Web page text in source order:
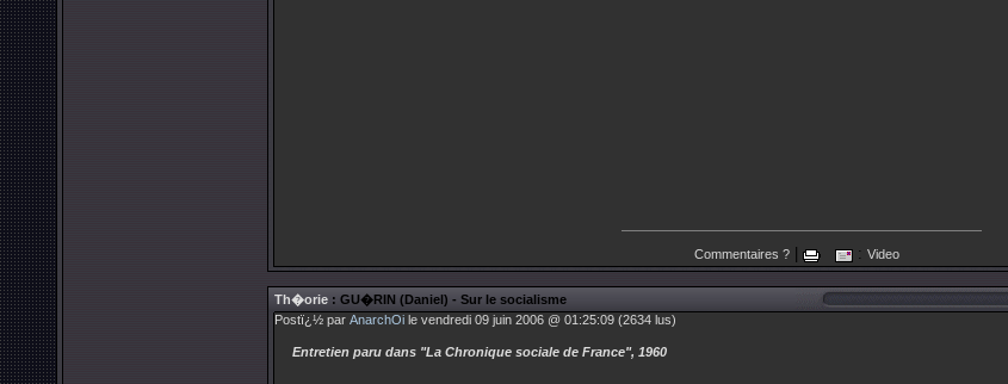
Commentaires ? : Video
Th�orie: GU�RIN (Daniel) - Sur le socialisme
Postï¿½ par AnarchOile vendredi 09 juin 2006 @ 01:25:09 (2634 lus)
Entretien paru dans "La Chronique sociale de France", 1960